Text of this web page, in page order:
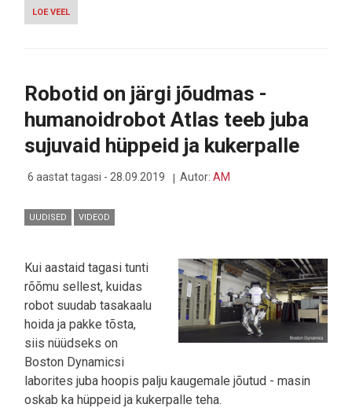
LOE VEEL
MICROSOFT
EKRAANI
ANDROIDIGA
NING
TAGASI
TULLA
Robotid on järgi jõudmas -
humanoidrobot Atlas teeb juba
sujuvaid hüppeid ja kukerpalle
6 aastat tagasi - 28.09.2019 Autor: AM
UUDISED VIDEOD
Kui aastaid tagasi tunti
rõõmu sellest, kuidas
robot suudab tasakaalu
hoida ja pakke tõsta,
siis nüüdseks on
Boston Dynamicsi
laborites juba hoopis palju kaugemale jõutud - masin
oskab ka hüppeid ja kukerpalle teha.